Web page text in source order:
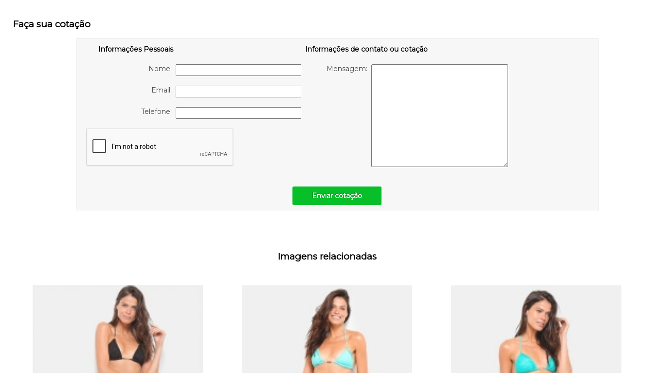
Faça sua cotação
Informações Pessoais
Nome:
Email:
Telefone:
Informações de contato ou cotação
Mensagem:
Enviar cotação
Imagens relacionadas